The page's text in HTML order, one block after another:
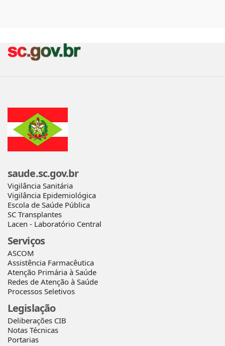
saude.sc.gov.br
Vigilância Sanitária
Vigilância Epidemiológica
Escola de Saúde Pública
SC Transplantes
Lacen - Laboratório Central
Serviços
ASCOM
Assistência Farmacêutica
Atenção Primária à Saúde
Redes de Atenção à Saúde
Processos Seletivos
Legislação
Deliberações CIB
Notas Técnicas
Portarias